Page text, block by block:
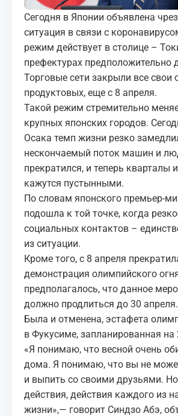
МЕДИА
КОРТЫ
КОНТАКТЫ
UZ-PIN
Сегодня в Японии объявлена
ситуация в связи с
режим действует в столице –
префектурах предположительно
Торговые сети закрыли все свои
продуктовых, еще с 8 апреля.
Такой режим стремительно
крупных японских городов.
Осака темп жизни резко
нескончаемый поток машин и
прекратился, и теперь кварталы
кажутся пустынными.
По словам японского премьер-
подошла к той точке, когда
социальных контактов –
из ситуации.
Кроме того, с 8 апреля
демонстрация олимпийского
предполагалось, что данное
должно продлиться до 30 апреля.
Была и отменена, эстафета
в Фукусиме, запланированная на
«Я понимаю, что весной очень
дома. Я понимаю, что вы не
и выпить со своими друзьями.
действия, действия каждого из
жизни»,— говорит Синдзо Абэ,